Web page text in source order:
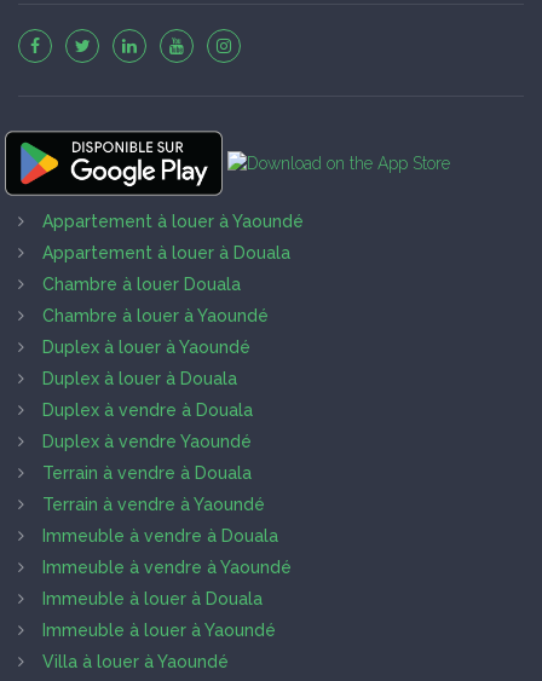
Appartement à louer à Yaoundé
Appartement à louer à Douala
Chambre à louer Douala
Chambre à louer à Yaoundé
Duplex à louer à Yaoundé
Duplex à louer à Douala
Duplex à vendre à Douala
Duplex à vendre Yaoundé
Terrain à vendre à Douala
Terrain à vendre à Yaoundé
Immeuble à vendre à Douala
Immeuble à vendre à Yaoundé
Immeuble à louer à Douala
Immeuble à louer à Yaoundé
Villa à louer à Yaoundé